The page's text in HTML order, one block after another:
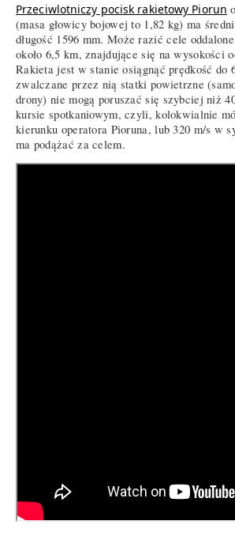
Przeciwlotniczy pocisk rakietowy Piorun
(masa głowicy bojowej to 1,82 kg) ma
długość 1596 mm. Może razić cele
około 6,5 km, znajdujące się na wysokości
Rakieta jest w stanie osiągnąć prędkość do
zwalczane przez nią statki powietrzne
drony) nie mogą poruszać się szybciej niż
kursie spotkaniowym, czyli, kolokwialnie
kierunku operatora Pioruna, lub 320 m/s w
ma podążać za celem.